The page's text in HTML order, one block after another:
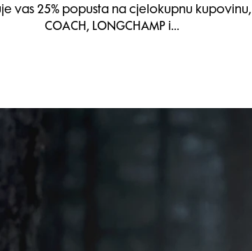
vas 25% popusta na cjelokupnu
COACH, LONGCHAMP i…